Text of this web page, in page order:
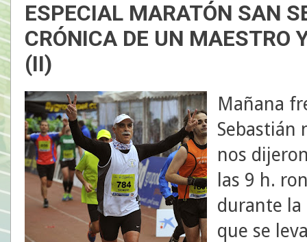
ESPECIAL MARATÓN SAN
CRÓNICA DE UN MAESTRO
(II)
Mañana
Sebastián
nos
las 9 h.
durante la
que se